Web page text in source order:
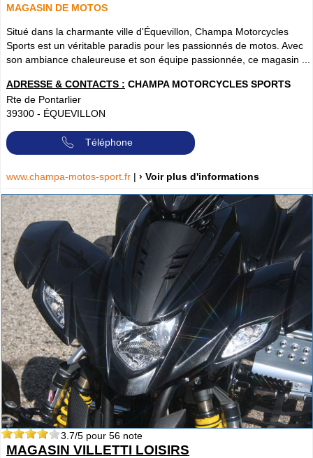
MAGASIN DE MOTOS
Situé dans la charmante ville d'Équevillon, Champa Motorcycles
Sports est un véritable paradis pour les passionnés de motos. Avec
son ambiance chaleureuse et son équipe passionnée, ce magasin ...
ADRESSE & CONTACTS : CHAMPA MOTORCYCLES SPORTS
Rte de Pontarlier
39300 - ÉQUEVILLON
Téléphone
www.champa-motos-sport.fr | › Voir plus d'informations
3.7/5 pour 56 note
MAGASIN VILLETTI LOISIRS